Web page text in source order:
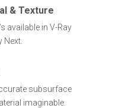
& Texture
available in V-Ray
Next.
subsurface
imaginable.